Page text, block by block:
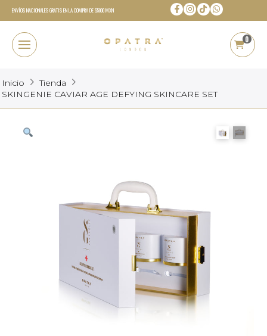
ENVÍOS NACIONALES GRATIS EN LA COMPRA DE $5000 MXN
0
Inicio
Tienda
SKINGENIE CAVIAR AGE DEFYING SKINCARE SET